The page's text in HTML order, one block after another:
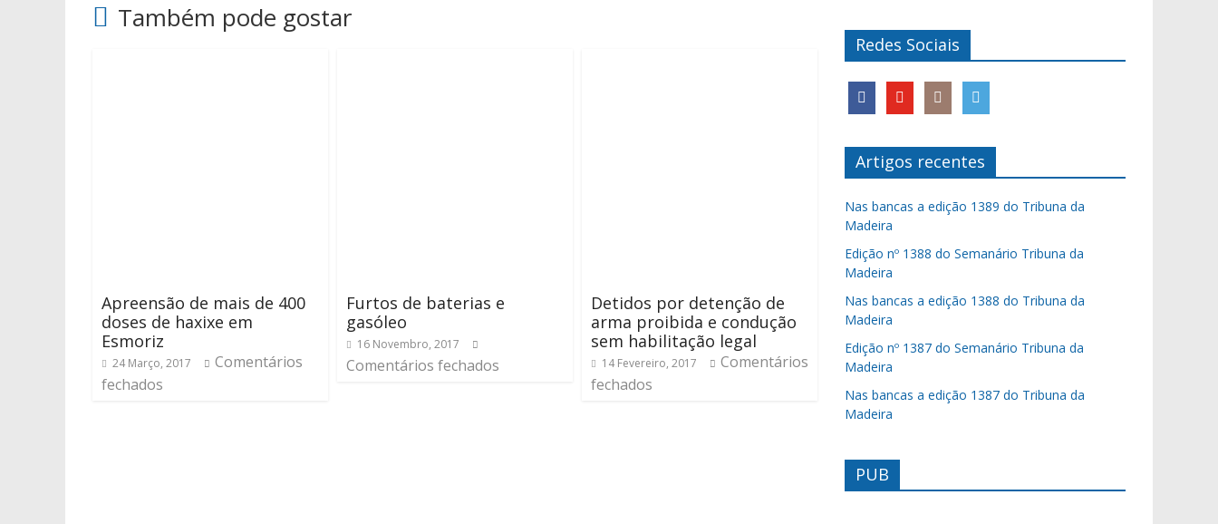
Também pode gostar
Apreensão de mais de 400
doses de haxixe em
Esmoriz
24 Março, 2017
Comentários
fechados
Furtos de baterias e
gasóleo
16 Novembro, 2017
Comentários fechados
Detidos por detenção de
arma proibida e condução
sem habilitação legal
14 Fevereiro, 2017
Comentários
fechados
Redes Sociais
Artigos recentes
Nas bancas a edição 1389 do Tribuna da
Madeira
Edição nº 1388 do Semanário Tribuna da
Madeira
Nas bancas a edição 1388 do Tribuna da
Madeira
Edição nº 1387 do Semanário Tribuna da
Madeira
Nas bancas a edição 1387 do Tribuna da
Madeira
PUB